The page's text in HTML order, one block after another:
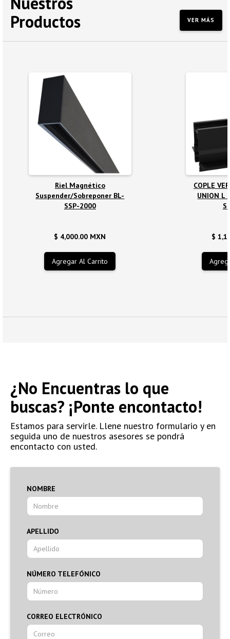
Productos
VER MÁS
Riel Magnético
Suspender/Sobreponer BL-
SSP-2000
$ 4,000.00 MXN
COPLE
UNION L
$
¿No Encuentras lo que
buscas? ¡Ponte encontacto!
Estamos para servirle. Llene nuestro formulario y en
seguida uno de nuestros asesores se pondrá
encontacto con usted.
NOMBRE
APELLIDO
NÚMERO TELEFÓNICO
CORREO ELECTRÓNICO